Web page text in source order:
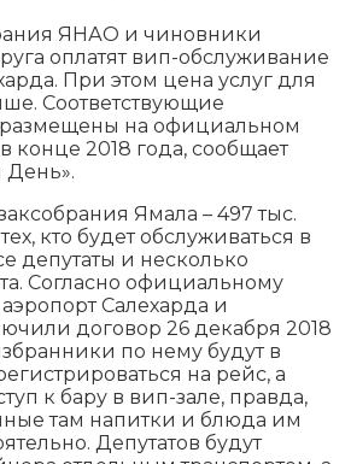
ЯНАО и чиновники
оплатят вип-обслуживание
При этом цена услуг для
Соответствующие
на официальном
конце 2018 года, сообщает
День».
Ямала – 497 тыс.
кто будет обслуживаться в
депутаты и несколько
Согласно официальному
аэропорт Салехарда и
договор 26 декабря 2018
по нему будут в
на рейс, а
к бару в вип-зале, правда,
там напитки и блюда им
Депутатов будут